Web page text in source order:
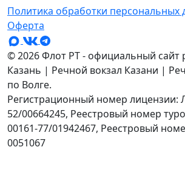
Политика обработки персональных
Оферта
© 2026 Флот РТ - официальный сайт
Казань | Речной вокзал Казани |
по Волге.
Регистрационный номер лицензии:
52/00664245, Реестровый номер
00161-77/01942467, Реестровый
0051067